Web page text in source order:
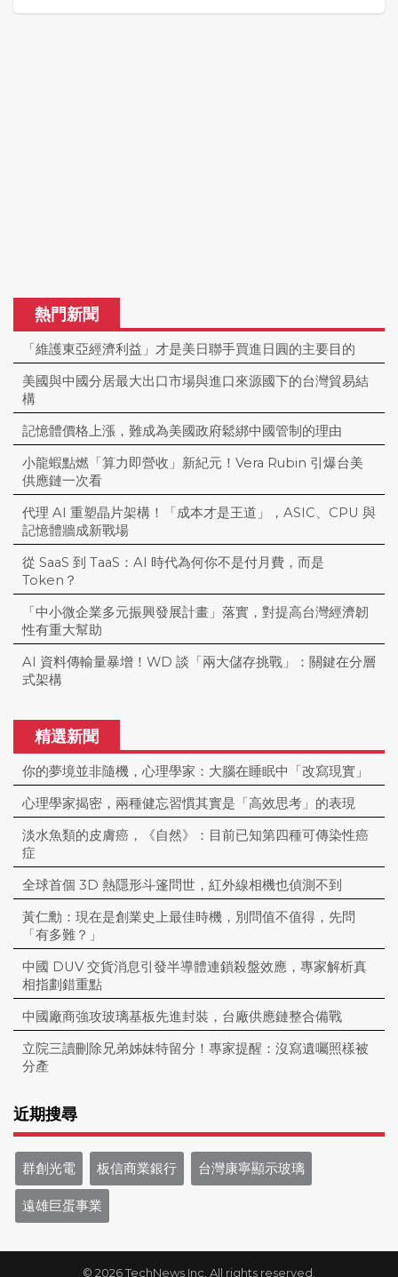
熱門新聞
「維護東亞經濟利益」才是美日聯手買進日圓的主要目的
美國與中國分居最大出口市場與進口來源國下的台灣貿易結
構
記憶體價格上漲，難成為美國政府鬆綁中國管制的理由
小龍蝦點燃「算力即營收」新紀元！Vera Rubin 引爆台美
供應鏈一次看
代理 AI 重塑晶片架構！「成本才是王道」，ASIC、CPU 與
記憶體牆成新戰場
從 SaaS 到 TaaS：AI 時代為何你不是付月費，而是
Token？
「中小微企業多元振興發展計畫」落實，對提高台灣經濟韌
性有重大幫助
AI 資料傳輸量暴增！WD 談「兩大儲存挑戰」：關鍵在分層
式架構
精選新聞
你的夢境並非隨機，心理學家：大腦在睡眠中「改寫現實」
心理學家揭密，兩種健忘習慣其實是「高效思考」的表現
淡水魚類的皮膚癌，《自然》：目前已知第四種可傳染性癌
症
全球首個 3D 熱隱形斗篷問世，紅外線相機也偵測不到
黃仁勳：現在是創業史上最佳時機，別問值不值得，先問
「有多難？」
中國 DUV 交貨消息引發半導體連鎖殺盤效應，專家解析真
相指劃錯重點
中國廠商強攻玻璃基板先進封裝，台廠供應鏈整合備戰
立院三讀刪除兄弟姊妹特留分！專家提醒：沒寫遺囑照樣被
分產
近期搜尋
群創光電 板信商業銀行 台灣康寧顯示玻璃
遠雄巨蛋事業
© 2026 TechNews Inc. All rights reserved.